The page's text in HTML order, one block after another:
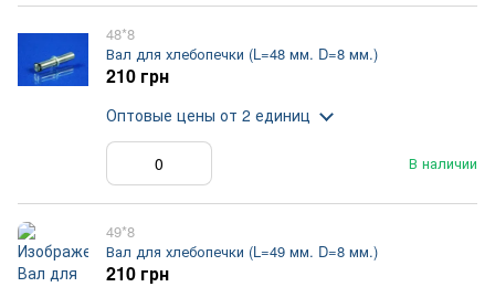
48*8
Вал для хлебопечки (L=48 мм. D=8 мм.)
В наличии
210 грн
Оптовые цены от 2 единиц
49*8
Вал для хлебопечки (L=49 мм. D=8 мм.)
210 грн